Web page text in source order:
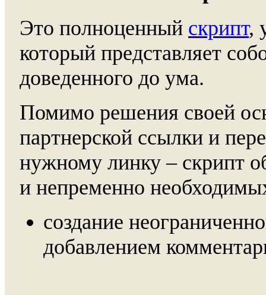
Это полноценный скрипт,
который представляет
доведенного до ума.
Помимо решения своей
партнерской ссылки и
нужному линку – скрипт
и непременно
создание
добавлением